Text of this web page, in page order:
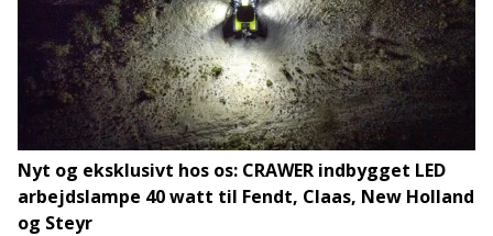
Nyt og eksklusivt hos os: CRAWER indbygget LED
arbejdslampe 40 watt til Fendt, Claas, New Holland
og Steyr